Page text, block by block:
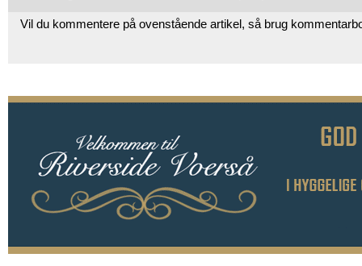
Vil du kommentere på ovenstående artikel, så brug